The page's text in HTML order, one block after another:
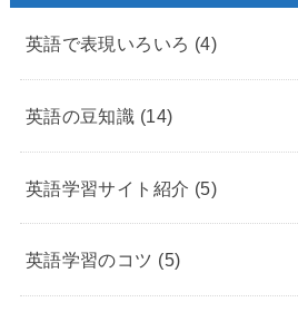
英語で表現いろいろ (4)
英語の豆知識 (14)
英語学習サイト紹介 (5)
英語学習のコツ (5)